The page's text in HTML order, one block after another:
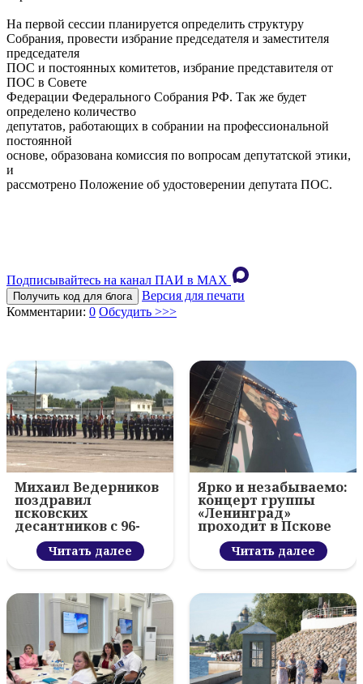
На первой сессии планируется определить структуру
Собрания, провести избрание председателя и заместителя
председателя
ПОС и постоянных комитетов, избрание представителя от
ПОС в Совете
Федерации Федерального Собрания РФ. Так же будет
определено количество
депутатов, работающих в собрании на профессиональной
постоянной
основе, образована комиссия по вопросам депутатской этики,
и
рассмотрено Положение об удостоверении депутата ПОС.
Подписывайтесь на канал ПАИ в MAХ
Получить код для блога
Версия для печати
Комментарии: 0 Обсудить >>>
Михаил Ведерников
поздравил
псковских
десантников с 96-
летием ВДВ и
вручил награды
Читать далее
Ярко и незабываемо:
концерт группы
«Ленинград»
проходит в Пскове
Читать далее